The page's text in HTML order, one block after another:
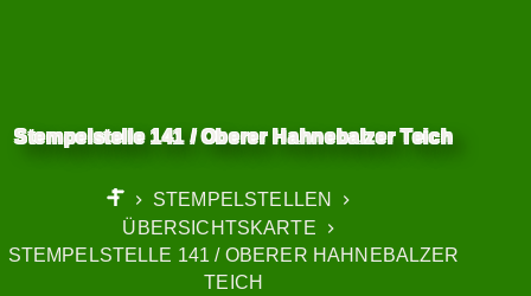
Stempelstelle 141 / Oberer Hahnebalzer Teich
START
STEMPELSTELLEN
ÜBERSICHTSKARTE
STEMPELSTELLE 141 / OBERER HAHNEBALZER
TEICH